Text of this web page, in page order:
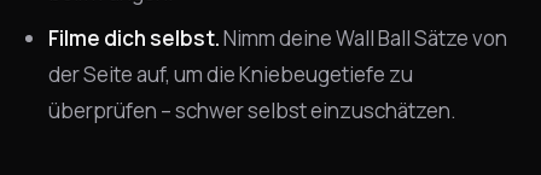
Filme dich selbst.Nimm deine Wall Ball Sätze von
der Seite auf, um die Kniebeugetiefe zu
überprüfen – schwer selbst einzuschätzen.